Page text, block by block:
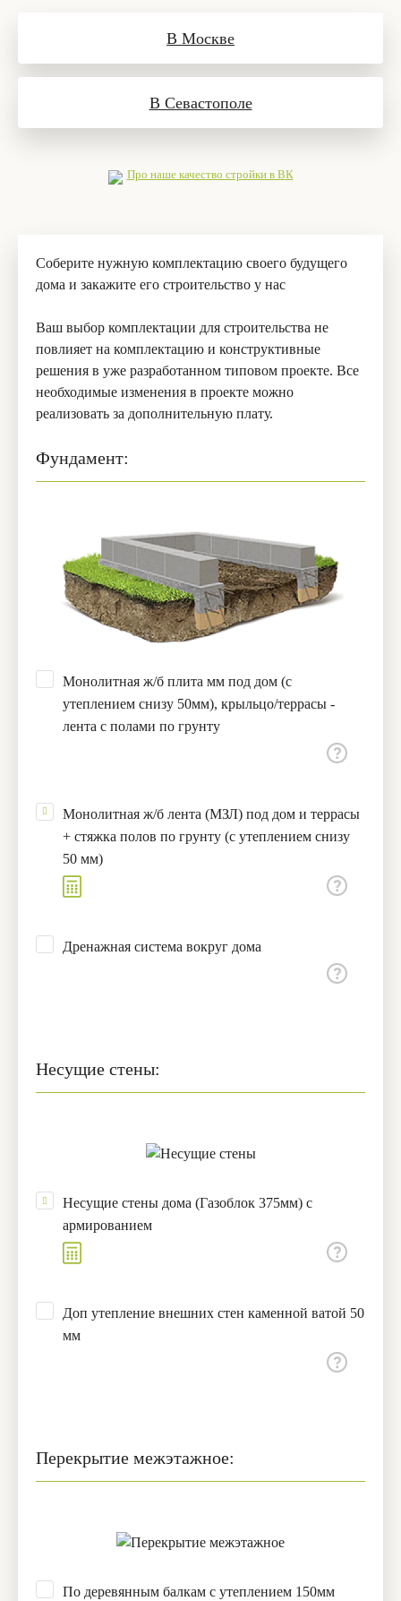
В Москве
В Севастополе
Про наше качество стройки в ВК
Соберите нужную комплектацию своего будущего
дома и закажите его строительство у нас
Ваш выбор комплектации для строительства не
повлияет на комплектацию и конструктивные
решения в уже разработанном типовом проекте. Все
необходимые изменения в проекте можно
реализовать за дополнительную плату.
Фундамент:
Монолитная ж/б плита мм под дом (с
утеплением снизу 50мм), крыльцо/террасы -
лента с полами по грунту
Монолитная ж/б лента (МЗЛ) под дом и террасы
+ стяжка полов по грунту (с утеплением снизу
50 мм)
Дренажная система вокруг дома
Несущие стены:
Несущие стены дома (Газоблок 375мм) с
армированием
Доп утепление внешних стен каменной ватой 50
мм
Перекрытие межэтажное:
По деревянным балкам с утеплением 150мм